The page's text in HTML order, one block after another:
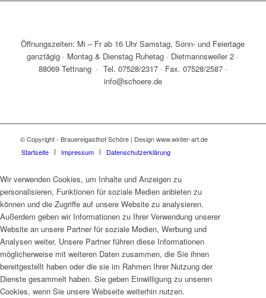
Öffnungszeiten: Mi – Fr ab 16 Uhr Samstag, Sonn- und Feiertage
ganztägig · Montag & Dienstag Ruhetag · Dietmannsweiler 2 ·
88069 Tettnang · Tel. 07528/2317 · Fax. 07528/2587 ·
info@schoere.de
© Copyright - Brauereigasthof Schöre | Design www.winter-art.de
Startseite
Impressum Datenschutzerklärung
Wir verwenden Cookies, um Inhalte und Anzeigen zu
personalisieren, Funktionen für soziale Medien anbieten zu
können und die Zugriffe auf unsere Website zu analysieren.
Außerdem geben wir Informationen zu Ihrer Verwendung unserer
Website an unsere Partner für soziale Medien, Werbung und
Analysen weiter. Unsere Partner führen diese Informationen
möglicherweise mit weiteren Daten zusammen, die Sie ihnen
bereitgestellt haben oder die sie im Rahmen Ihrer Nutzung der
Dienste gesammelt haben. Sie geben Einwilligung zu unseren
Cookies, wenn Sie unsere Webseite weiterhin nutzen.